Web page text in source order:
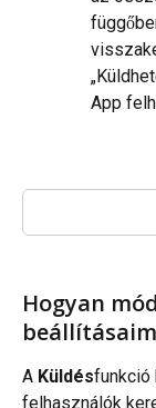
App
Hogyan
A Küldésfunkció
felhasználók